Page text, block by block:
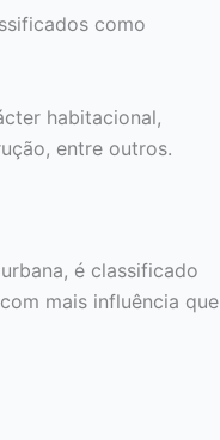
como
habitacional,
entre outros.
é classificado
mais influência que